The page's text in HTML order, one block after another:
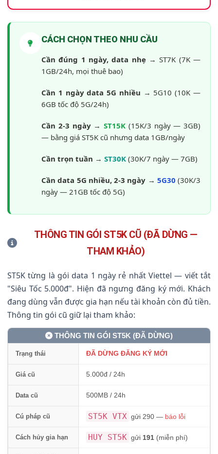
CÁCH CHỌN THEO NHU CẦU
Cần đúng 1 ngày, data nhẹ→ ST7K (7K —
1GB/24h, mọi thuê bao)
Cần 1 ngày data 5G nhiều → 5G10 (10K —
6GB tốc độ 5G/24h)
Cần 2-3 ngày→ ST15K (15K/3 ngày — 3GB)
— bằng giá ST5K cũ nhưng data 1GB/ngày
Cần trọn tuần → ST30K (30K/7 ngày — 7GB)
Cần data 5G nhiều, 2-3 ngày → 5G30 (30K/3
ngày — 21GB tốc độ 5G)
THÔNG TIN GÓI ST5K CŨ (ĐÃ DỪNG —
THAM KHẢO)
ST5K từng là gói data 1 ngày rẻ nhất Viettel — viết tắt
"Siêu Tốc 5.000đ". Hiện đã ngưng đăng ký mới. Khách
đang dùng vẫn được gia hạn nếu tài khoản còn đủ tiền.
Thông tin gói cũ giữ lại tham khảo:
THÔNG TIN GÓI ST5K (ĐÃ DỪNG)
Trạng thái ĐÃ DỪNG ĐĂNG KÝ MỚI
Giá cũ 5.000đ / 24h
Data cũ 500MB / 24h
Cú pháp cũ ST5K VTX gửi 290 — báo lỗi
Cách hủy gia hạn HUY ST5K gửi 191 (miễn phí)